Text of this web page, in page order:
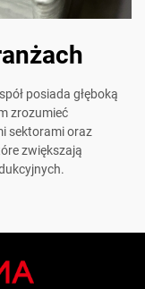
posiada głęboką
zrozumieć
sektorami oraz
zwiększają